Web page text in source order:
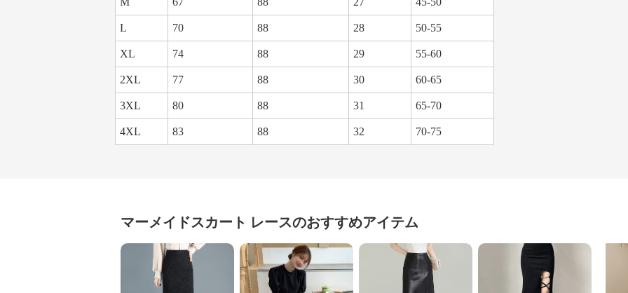
L 70 88 28 50-55
XL 74 88 29 55-60
2XL 77 88 30 60-65
3XL 80 88 31 65-70
4XL 83 88 32 70-75
マーメイドスカート レースのおすすめアイテム